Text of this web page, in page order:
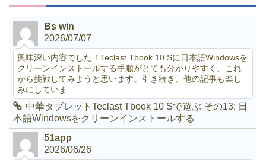
Bs win
2026/07/07
興味深い内容でした！Teclast Tbook 10 Sに日本語Windowsを
クリーンインストールする手順がとても分かりやすく、これ
から挑戦してみようと思います。引き続き、他の記事も楽し
みにしていま...
中華タブレットTeclast Tbook 10 Sで遊ぶ その13: 日
本語Windowsをクリーンインストールする
51app
2026/06/26